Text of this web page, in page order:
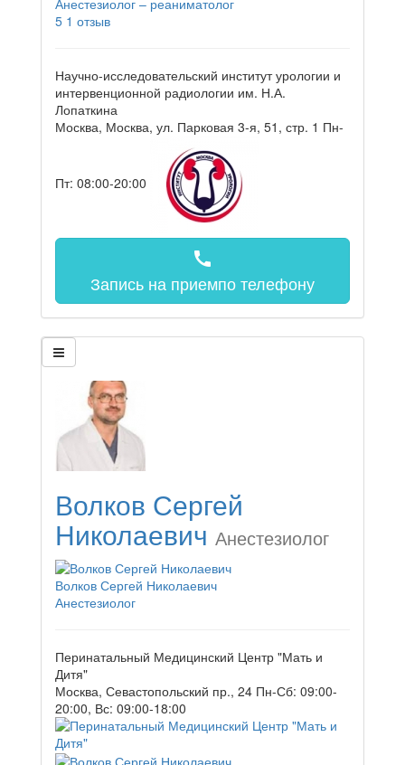
5 1 отзыв
Научно-исследовательский институт урологии и
интервенционной радиологии им. Н.А.
Лопаткина
Москва, Москва, ул. Парковая 3-я, 51, стр. 1 Пн-
Пт: 08:00-20:00
call
Запись на приемпо телефону
Волков Сергей
Николаевич Анестезиолог
Волков Сергей Николаевич
Анестезиолог
Перинатальный Медицинский Центр "Мать и
Дитя"
Москва, Севастопольский пр., 24 Пн-Сб: 09:00-
20:00, Вс: 09:00-18:00